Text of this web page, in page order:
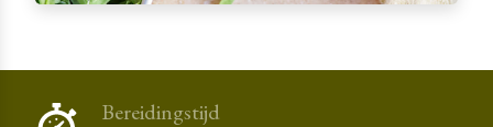
Bereidingstijd